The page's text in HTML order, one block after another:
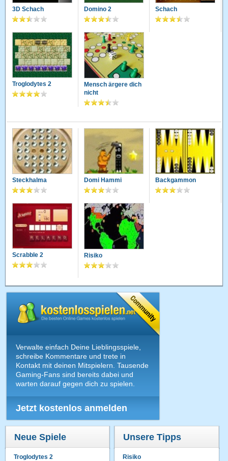
3D Schach Domino 2 Schach
Troglodytes 2
Mensch ärgere dich
nicht
Steckhalma Domi Hammi Backgammon
Scrabble 2 Risiko
Verwalte einfach Deine Lieblingsspiele,
schreibe Kommentare und trete in
Kontakt mit deinen Mitspielern. Tausende
Gaming-Fans sind bereits dabei und
warten darauf gegen dich zu spielen.
Jetzt kostenlos anmelden
Neue Spiele
Troglodytes 2
Unsere Tipps
Risiko